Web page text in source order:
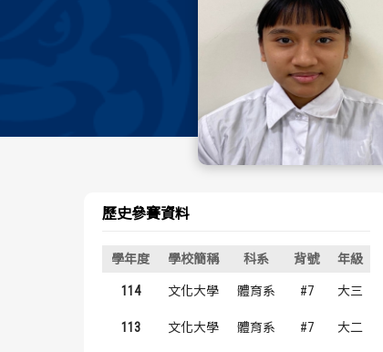
歷史參賽資料
學年度 學校簡稱 科系 背號 年級
114 文化大學 體育系 #7 大三
113 文化大學 體育系 #7 大二